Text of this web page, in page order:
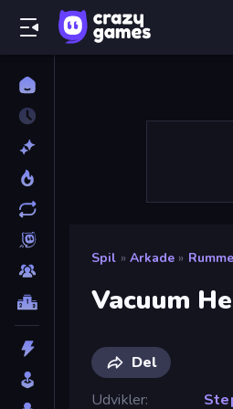
Spil » Arkade »
Vacuum
Del
Udvikler